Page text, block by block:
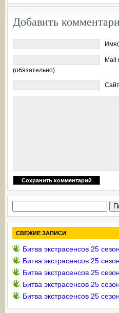
Добавить
Mail
(обязательно)
СВЕЖИЕ ЗАПИСИ
Битва экстрасенсов 25
Битва экстрасенсов 25
Битва экстрасенсов 25
Битва экстрасенсов 25
Битва экстрасенсов 25